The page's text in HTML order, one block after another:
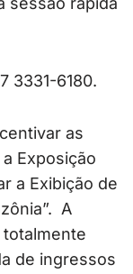
3331-6180.
as
Exposição
a Exibição de
A
de ingressos